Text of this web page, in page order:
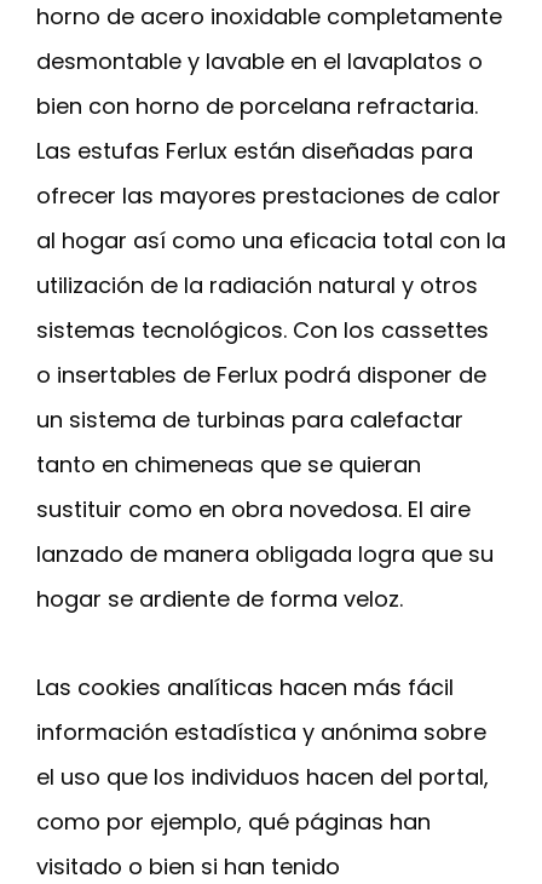
horno de acero inoxidable completamente
desmontable y lavable en el lavaplatos o
bien con horno de porcelana refractaria.
Las estufas Ferlux están diseñadas para
ofrecer las mayores prestaciones de calor
al hogar así como una eficacia total con la
utilización de la radiación natural y otros
sistemas tecnológicos. Con los cassettes
o insertables de Ferlux podrá disponer de
un sistema de turbinas para calefactar
tanto en chimeneas que se quieran
sustituir como en obra novedosa. El aire
lanzado de manera obligada logra que su
hogar se ardiente de forma veloz.
Las cookies analíticas hacen más fácil
información estadística y anónima sobre
el uso que los individuos hacen del portal,
como por ejemplo, qué páginas han
visitado o bien si han tenido